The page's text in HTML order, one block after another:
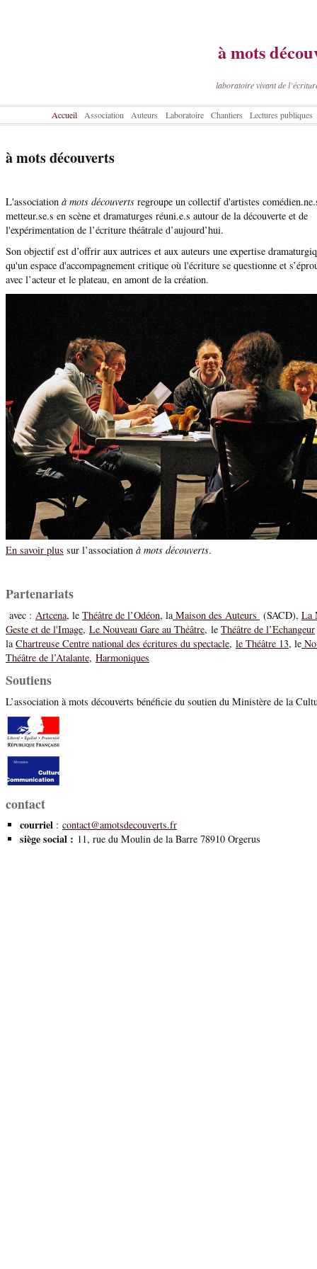
à mots
laboratoire vivant de
Accueil Association Auteurs Laboratoire Chantiers Lectures publiques
à mots découverts
L'association à mots découverts regroupe un collectif d'artistes
metteur.se.s en scène et dramaturges réuni.e.s autour de la découverte et de
l'expérimentation de l’écriture théâtrale d’aujourd’hui.
Son objectif est d’offrir aux autrices et aux auteurs une expertise
qu'un espace d'accompagnement critique où l'écriture se questionne et
avec l’acteur et le plateau, en amont de la création.
En savoir plus sur l’association à mots découverts.
Partenariats
avec : Artcena, le Théâtre de l’Odéon, la Maison des Auteurs (SACD), La
Geste et de l'Image, Le Nouveau Gare au Théâtre, le Théâtre de l’Echangeur
la Chartreuse Centre national des écritures du spectacle, le Théâtre 13, le
Théâtre de l’Atalante, Harmoniques
Soutiens
L’association à mots découverts bénéficie du soutien du Ministère de la
contact
courriel : contact@amotsdecouverts.fr
siège social : 11, rue du Moulin de la Barre 78910 Orgerus